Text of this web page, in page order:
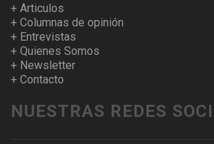
+ Articulos
+ Columnas de opinión
+ Entrevistas
+ Quienes Somos
+ Newsletter
+ Contacto
NUESTRAS REDES